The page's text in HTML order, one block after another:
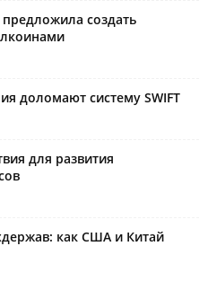
создать
доломают систему SWIFT
для развития
как США и Китай